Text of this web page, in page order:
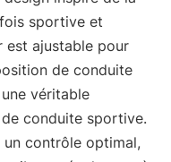
sportive et
est ajustable pour
de conduite
véritable
conduite sportive.
contrôle optimal,